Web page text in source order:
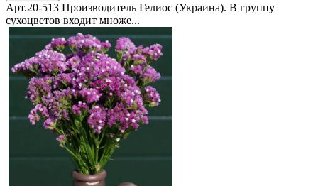
Арт.20-513 Производитель Гелиос (Украина). В группу
сухоцветов входит множе...